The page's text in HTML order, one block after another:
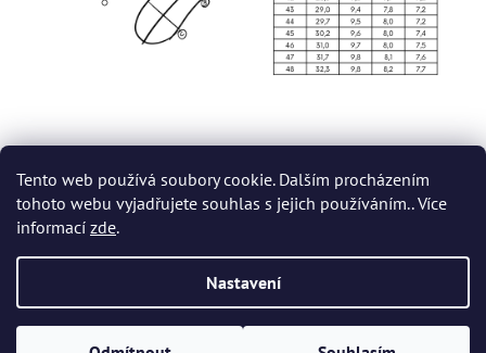
Tento web používá soubory cookie. Dalším procházením
tohoto webu vyjadřujete souhlas s jejich používáním.. Více
informací zde.
Nastavení
Copyright 2026Dvort.cz - Zdravotnické potřeby. Všechna práva